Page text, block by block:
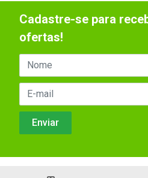
Cadastre-se para
ofertas!